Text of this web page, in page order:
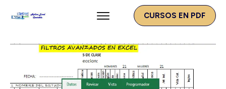
CURSOS EN PDF